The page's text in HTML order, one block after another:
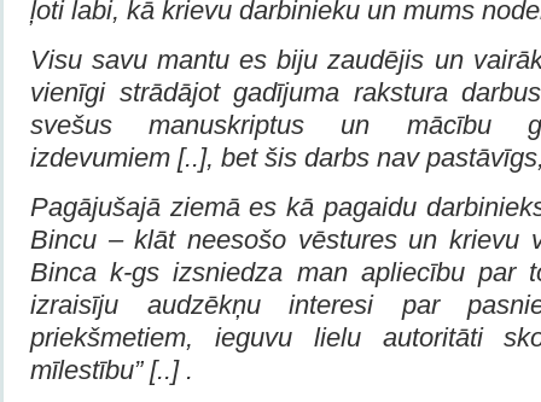
ļoti labi, kā krievu darbinieku un mums
Visu savu mantu es biju zaudējis un
vienīgi strādājot gadījuma rakstura
svešus manuskriptus un mācību
izdevumiem [..], bet šis darbs nav
Pagājušajā ziemā es kā pagaidu
Bincu – klāt neesošo vēstures un krievu
Binca k-gs izsniedza man apliecību par
izraisīju audzēkņu interesi par
priekšmetiem, ieguvu lielu autoritāti
mīlestību” [..] .